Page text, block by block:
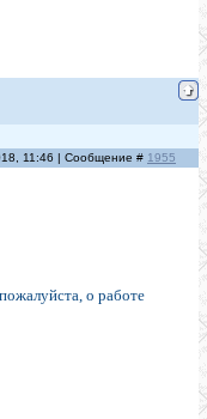
11:46 | Сообщение # 1955
о работе